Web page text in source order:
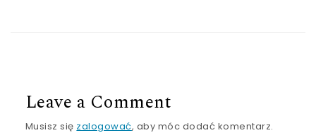
Leave a Comment
Musisz się zalogować, aby móc dodać komentarz.